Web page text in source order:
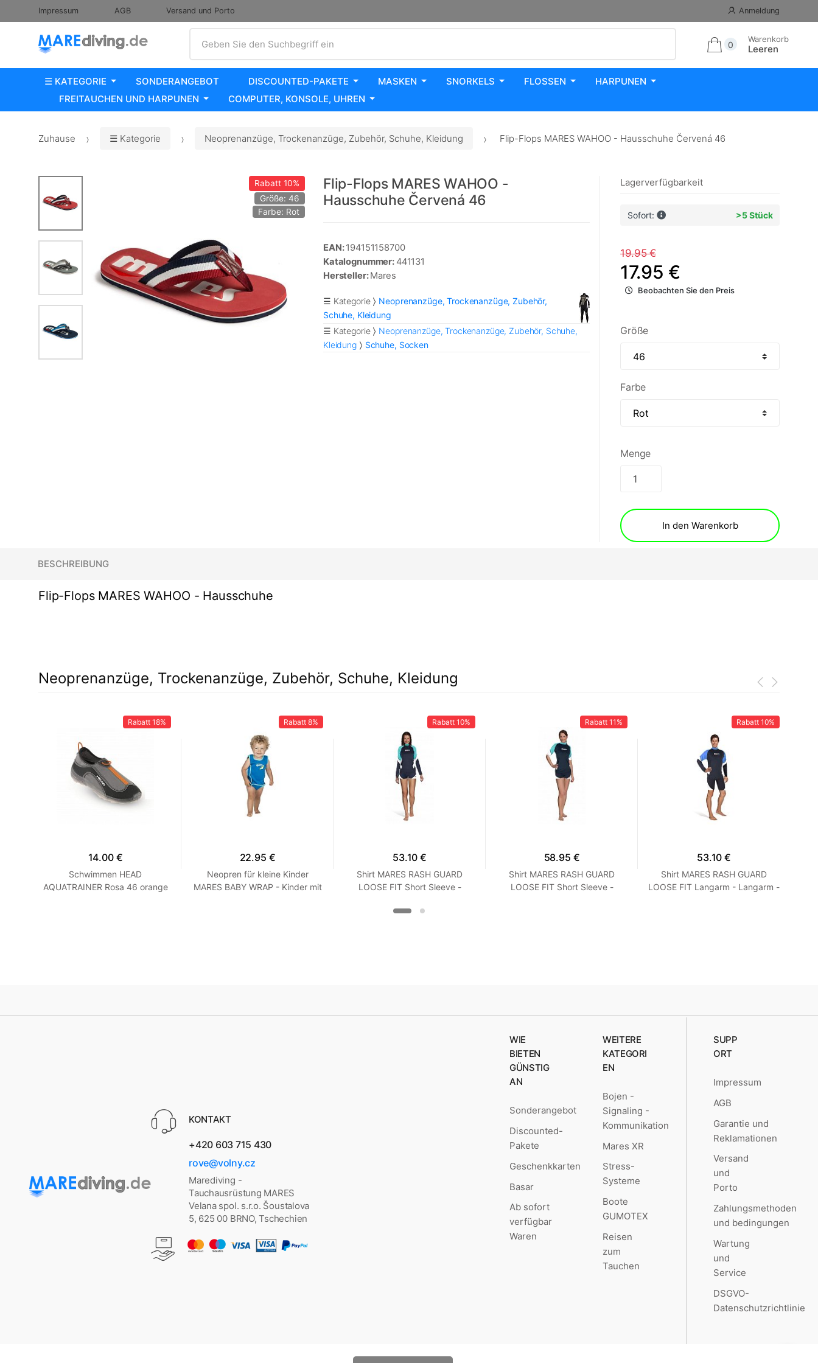
Impressum AGB Versand und Porto Anmeldung
Geben Sie den Suchbegriff ein
0
Warenkorb
Leeren
☰ KATEGORIE SONDERANGEBOT DISCOUNTED-PAKETE MASKEN SNORKELS FLOSSEN
HARPUNEN
FREITAUCHEN UND HARPUNEN
COMPUTER, KONSOLE, UHREN
Zuhause ☰ Kategorie Neoprenanzüge, Trockenanzüge, Zubehör, Schuhe, Kleidung Flip-Flops MARES WAHOO - Hausschuhe Červená 46
Rabatt10%
Größe: 46
Farbe: Rot
Flip-Flops MARES WAHOO -
Hausschuhe Červená 46
EAN:194151158700
Katalognummer: 441131
Hersteller:Mares
☰ Kategorie
Neoprenanzüge, Trockenanzüge, Zubehör,
Schuhe, Kleidung
☰ Kategorie
Neoprenanzüge, Trockenanzüge, Zubehör, Schuhe,
Kleidung
Schuhe, Socken
Lagerverfügbarkeit
Sofort: >5 Stück
19.95 €
17.95 €
Beobachten Sie den Preis
Größe
Farbe
Menge
In den Warenkorb
BESCHREIBUNG
Flip-Flops MARES WAHOO - Hausschuhe
Neoprenanzüge, Trockenanzüge, Zubehör, Schuhe, Kleidung
Rabatt 18%
14.00 €
Schwimmen HEAD
AQUATRAINER Rosa 46 orange
Rabatt 8%
22.95 €
Neopren für kleine Kinder
MARES BABY WRAP - Kinder mit
Rabatt 10%
53.10 €
Shirt MARES RASH GUARD
LOOSE FIT Short Sleeve -
XXS Turquoise
Rabatt 11%
58.95 €
Shirt MARES RASH GUARD
LOOSE FIT Short Sleeve -
Rabatt 10%
53.10 €
Shirt MARES RASH GUARD
LOOSE FIT Langarm - Langarm -
KONTAKT
+420 603 715 430
rove@volny.cz
Marediving -
Tauchausrüstung MARES
Velana spol. s.r.o. Šoustalova
5, 625 00 BRNO, Tschechien
WIE
BIETEN
GÜNSTIG
AN
Sonderangebot
Discounted-
Pakete
Geschenkkarten
Basar
Ab sofort
verfügbar
Waren
WEITERE
KATEGORI
EN
Bojen -
Signaling -
Kommunikation
Mares XR
Stress-
Systeme
Boote
GUMOTEX
Reisen
zum
Tauchen
SUPP
ORT
Impressum
AGB
Garantie und
Reklamationen
Versand
und
Porto
Zahlungsmethoden
und bedingungen
Wartung
und
Service
DSGVO-
Datenschutzrichtlinie